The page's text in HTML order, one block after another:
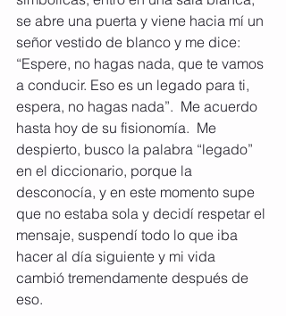
se abre una puerta y viene hacia mí un
señor vestido de blanco y me dice:
“Espere, no hagas nada, que te vamos
a conducir. Eso es un legado para ti,
espera, no hagas nada”.  Me acuerdo
hasta hoy de su fisionomía.  Me
despierto, busco la palabra “legado”
en el diccionario, porque la
desconocía, y en este momento supe
que no estaba sola y decidí respetar el
mensaje, suspendí todo lo que iba
hacer al día siguiente y mi vida
cambió tremendamente después de
eso.